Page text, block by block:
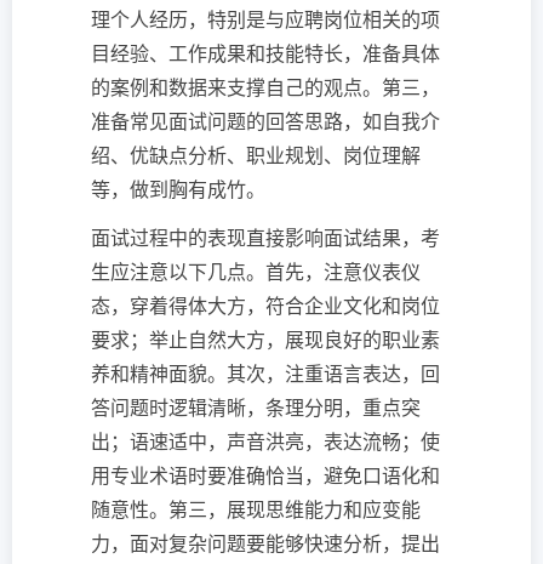
理个人经历，特别是与应聘岗位相关的项
目经验、工作成果和技能特长，准备具体
的案例和数据来支撑自己的观点。第三，
准备常见面试问题的回答思路，如自我介
绍、优缺点分析、职业规划、岗位理解
等，做到胸有成竹。
面试过程中的表现直接影响面试结果，考
生应注意以下几点。首先，注意仪表仪
态，穿着得体大方，符合企业文化和岗位
要求；举止自然大方，展现良好的职业素
养和精神面貌。其次，注重语言表达，回
答问题时逻辑清晰，条理分明，重点突
出；语速适中，声音洪亮，表达流畅；使
用专业术语时要准确恰当，避免口语化和
随意性。第三，展现思维能力和应变能
力，面对复杂问题要能够快速分析，提出